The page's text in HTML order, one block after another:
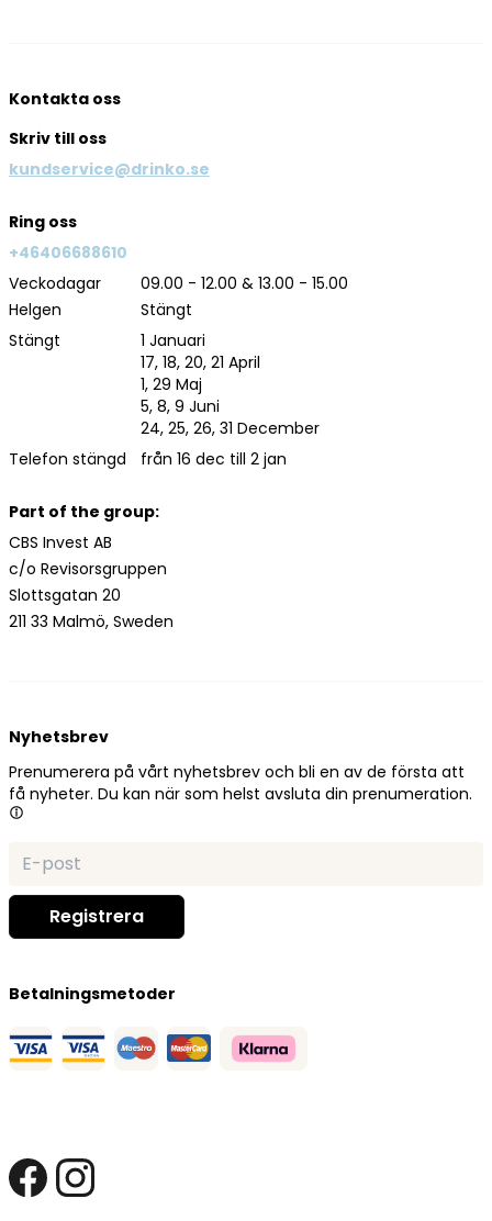
Kontakta oss
Skriv till oss
kundservice@drinko.se
Ring oss
+46406688610
Veckodagar
09.00 - 12.00 & 13.00 - 15.00
Helgen
Stängt
Stängt
Telefon stängd
1 Januari
17, 18, 20, 21 April
1, 29 Maj
5, 8, 9 Juni
24, 25, 26, 31 December
från 16 dec till 2 jan
Part of the group:
CBS Invest AB
c/o Revisorsgruppen
Slottsgatan 20
211 33 Malmö, Sweden
Nyhetsbrev
Prenumerera på vårt nyhetsbrev och bli en av de första att
få nyheter. Du kan när som helst avsluta din prenumeration.
Betalningsmetoder